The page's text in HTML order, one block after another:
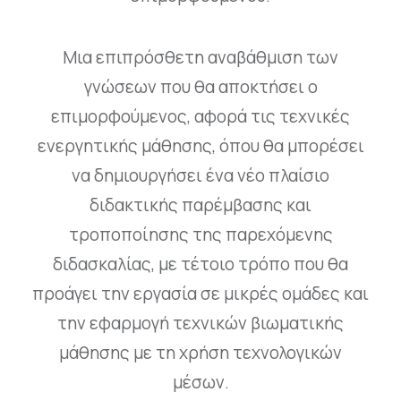
Μια επιπρόσθετη αναβάθμιση των
γνώσεων που θα αποκτήσει ο
επιμορφούμενος, αφορά τις τεχνικές
ενεργητικής μάθησης, όπου θα μπορέσει
να δημιουργήσει ένα νέο πλαίσιο
διδακτικής παρέμβασης και
τροποποίησης της παρεχόμενης
διδασκαλίας, με τέτοιο τρόπο που θα
προάγει την εργασία σε μικρές ομάδες και
την εφαρμογή τεχνικών βιωματικής
μάθησης με τη χρήση τεχνολογικών
μέσων.